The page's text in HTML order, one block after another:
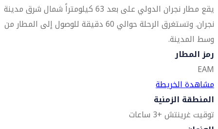
يقع مطار نجران الدولي على بعد 63 كيلومتراً شمال شرق مدينة
نجران. وتستغرق الرحلة حوالي 60 دقيقة للوصول إلى المطار من
وسط المدينة.
رمز المطار
EAM
مشاهدة الخريطة
المنطقة الزمنية
توقيت غرينتش +3 ساعات